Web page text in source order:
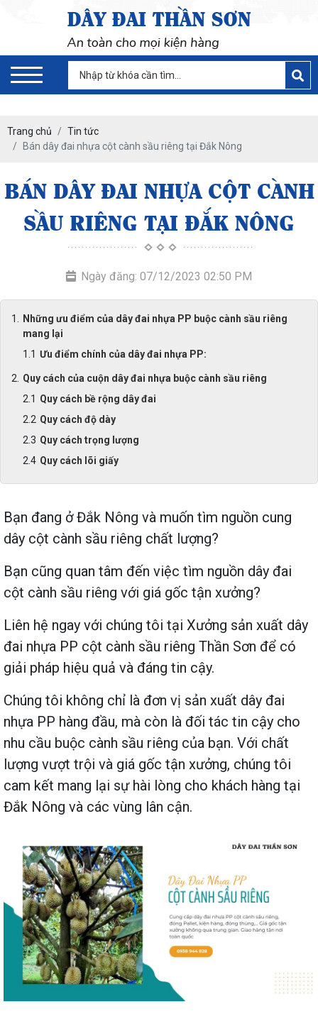
Trang chủ
Tin tức
Bán dây đai nhựa cột cành sầu riêng tại Đắk Nông
BÁN DÂY ĐAI NHỰA CỘT CÀNH
SẦU RIÊNG TẠI ĐẮK NÔNG
Ngày đăng: 07/12/2023 02:50 PM
Những ưu điểm của dây đai nhựa PP buộc cành sầu riêng
mang lại
Ưu điểm chính của dây đai nhựa PP:
Quy cách của cuộn dây đai nhựa buộc cành sầu riêng
Quy cách bề rộng dây đai
Quy cách độ dày
Quy cách trọng lượng
Quy cách lõi giấy
Bạn đang ở Đắk Nông và muốn tìm nguồn cung
dây cột cành sầu riêng chất lượng?
Bạn cũng quan tâm đến việc tìm nguồn dây đai
cột cành sầu riêng với giá gốc tận xưởng?
Liên hệ ngay với chúng tôi tại Xưởng sản xuất dây
đai nhựa PP cột cành sầu riêng Thần Sơn để có
giải pháp hiệu quả và đáng tin cậy.
Chúng tôi không chỉ là đơn vị sản xuất dây đai
nhựa PP hàng đầu, mà còn là đối tác tin cậy cho
nhu cầu buộc cành sầu riêng của bạn. Với chất
lượng vượt trội và giá gốc tận xưởng, chúng tôi
cam kết mang lại sự hài lòng cho khách hàng tại
Đắk Nông và các vùng lân cận.